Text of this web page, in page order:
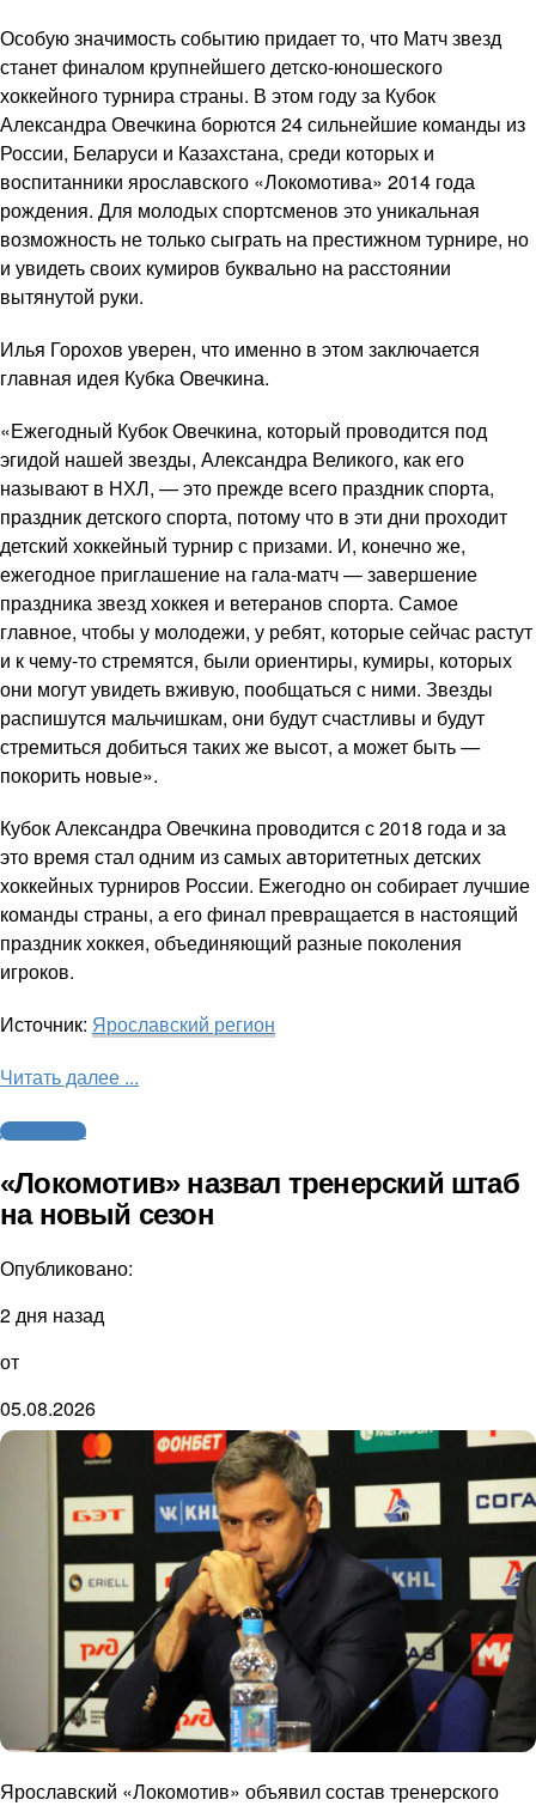
Особую значимость событию придает то, что Матч звезд
станет финалом крупнейшего детско-юношеского
хоккейного турнира страны. В этом году за Кубок
Александра Овечкина борются 24 сильнейшие команды из
России, Беларуси и Казахстана, среди которых и
воспитанники ярославского «Локомотива» 2014 года
рождения. Для молодых спортсменов это уникальная
возможность не только сыграть на престижном турнире, но
и увидеть своих кумиров буквально на расстоянии
вытянутой руки.
Илья Горохов уверен, что именно в этом заключается
главная идея Кубка Овечкина.
«Ежегодный Кубок Овечкина, который проводится под
эгидой нашей звезды, Александра Великого, как его
называют в НХЛ, — это прежде всего праздник спорта,
праздник детского спорта, потому что в эти дни проходит
детский хоккейный турнир с призами. И, конечно же,
ежегодное приглашение на гала-матч — завершение
праздника звезд хоккея и ветеранов спорта. Самое
главное, чтобы у молодежи, у ребят, которые сейчас растут
и к чему-то стремятся, были ориентиры, кумиры, которых
они могут увидеть вживую, пообщаться с ними. Звезды
распишутся мальчишкам, они будут счастливы и будут
стремиться добиться таких же высот, а может быть —
покорить новые».
Кубок Александра Овечкина проводится с 2018 года и за
это время стал одним из самых авторитетных детских
хоккейных турниров России. Ежегодно он собирает лучшие
команды страны, а его финал превращается в настоящий
праздник хоккея, объединяющий разные поколения
игроков.
Источник: Ярославский регион
Читать далее ...
Другие виды
«Локомотив» назвал тренерский штаб
на новый сезон
Опубликовано:
2 дня назад
от
05.08.2026
Ярославский «Локомотив» объявил состав тренерского